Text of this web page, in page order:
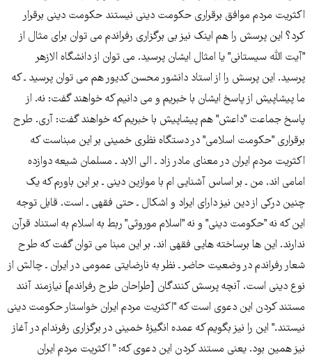
اکثریت مردم موافق برقراری حکومت دینی نیستند حکومت دینی برقرار
کرد؟ این پرسش را هم اینک نیز بی برگزاری رفراندم می توان برای مثال از
"آیت الله سیستانی" یا امثال ایشان پرسید. می توان از دانشگاه الازهر
پرسید. این پرسش را از استاد دانشور محسن کدیور هم می توان پرسید ـ که
ما پیشاپیش از پاسخ ایشان با خبریم و می دانیم که خواهند گفت: نه. از
پاسخ جماعت "داعش" هم پیشاپیش با خبریم که خواهند گفت: آری. طرح
برقراری "حکومت اسلامی" در دستگاه نظری خمینی بر این مبناست که
اکثریت مردم ایران در معنای مادر زاد ـ الی الابد ـ مسلمان شیعه دوازده
امامی اند. من ـ بر اساس آشنایی ام با موازین دینی ـ بر این باورم که یک
چنین درکی از دین نیز دارای ایراد و اشکال ـ حتی فقهی ـ است. قابل توجه
این که نه "حکومت دینی" و نه "اسلام موروثی" ربط به اسلام به استناد قرآن
ندارند. این ها برساخته هایی فقهی اند. بر این مبنا می توان گفت که طرح
شعار رفراندم در وضعیت حاضر ـ نظر به نارضایتی عمومی در ایران ـ چالش از
نوع دینی است. آنچه پرسش کنندگان [طراحان طرح رفراندم] نیازمند آنند
مستند کردن این دعوی است که "اکثریت مردم ایران خواستار حکومت دینی
نیستند." این را نیز بگویم که عمده انگیزۀ خمینی در برگزاری رفرندام در آغاز
نیز همین بود. یعنی مستند کردن این دعوی که: " اکثریت مردم ایران